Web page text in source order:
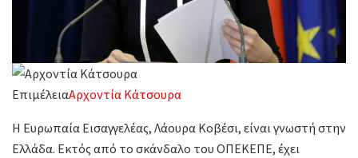
ΕπιμέλειαΑρχοντία Κάτσουρα
Η Ευρωπαία Εισαγγελέας, Λάουρα Κοβέσι, είναι γνωστή στην
Ελλάδα. Εκτός από το σκάνδαλο του ΟΠΕΚΕΠΕ, έχει